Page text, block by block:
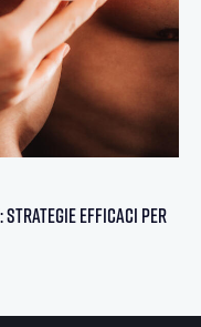
strategie efficaci per